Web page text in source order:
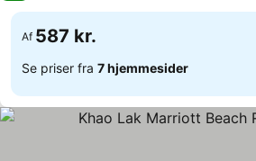
Af 587 kr.
Se priser fra 7 hjemmesider